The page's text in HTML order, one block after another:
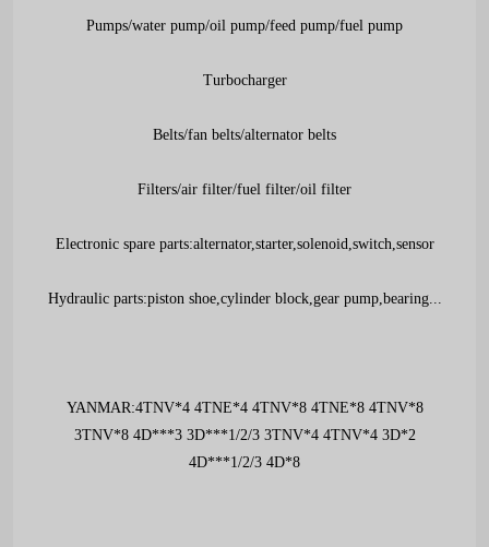
Pumps/water pump/oil pump/feed pump/fuel pump
Turbocharger
Belts/fan belts/alternator belts
Filters/air filter/fuel filter/oil filter
Electronic spare parts:alternator,starter,solenoid,switch,sensor
Hydraulic parts:piston shoe,cylinder block,gear pump,bearing...
YANMAR:4TNV*4 4TNE*4 4TNV*8 4TNE*8 4TNV*8
3TNV*8 4D***3 3D***1/2/3 3TNV*4 4TNV*4 3D*2
4D***1/2/3 4D*8